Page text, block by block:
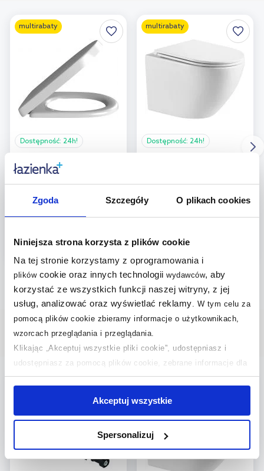
Zgoda Szczegóły O plikach cookies
Niniejsza strona korzysta z plików cookie
Na tej stronie korzystamy z oprogramowania i
plikówcookie oraz innych technologii wydawców, aby
korzystać ze wszystkich funkcji naszej witryny, z jej
usług, analizować oraz wyświetlać reklamy. W tym celu za
pomocą plików cookie zbieramy informacje o użytkownikach,
wzorcach przeglądania i przeglądania.
Klikając „Akceptuj wszystkie pliki cookie”, udostępniasz i
udostępniasz za pomocą plików cookie, zebrane informacje dla
użytkowników zewnętrznych, a także nasi partnerzy reklamowi.
jednak, że zablokowane niektóre pliki cookie mogą mieć wpływ
na sposób dostarczania treści niedostosowanych do potrzeb
Aby uzyskać więcej informacji na temat plików plików cookie,
Akceptuj wszystkie
Spersonalizuj
multirabaty
Dostępność: 24h!
deska sedesowa
wolnoopadająca biała
9M38S101/9M38S1R1
238
(3)
multirabaty
Dostępność: 24h!
wolnoopadającą biały
połysk OTTAWAMWBP
789,99zł
Wybrane dla Ciebie